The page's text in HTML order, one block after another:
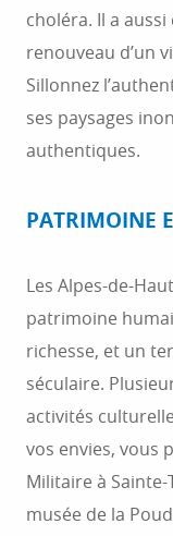
choléra. Il a
renouveau d’un
Sillonnez
ses paysages
authentiques.
PATRIMOINE
Les Alpes-de-
patrimoine
richesse, et un
séculaire.
activités
vos envies, vous
Militaire à
musée de la